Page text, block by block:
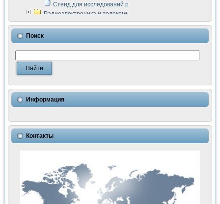
Стенд для исследований рабочих процессов ДВС в
Радиоэлектроника и телекоммуникации
LabVIEW в расчетах радиолиний систем передачи данных
Аппаратно-программный комплекс для исследования
Виртуальный лабораторный стенд для исследования
Измерение шумовых параметров операционных
Измерительный преобразователь на основе цифровой
Использование NI LabVIEW для математического
Исследовние возможности создания измерителя ВАХ
Математическое моделирование генератора сигналов -
Применение осциллографического модуля с высоким
Симуляция отклика импульсного радиолокационного
Автоматизация формирования уравнений состояния для
Разработка автоматизированного стенда для измерения
Применение среды LabVIEW для построения картины
Портативная система для определения показателей
Использование LabVIEW для управления источником
Устройство для снятия вольт-амперных характеристик
Поиск
Информация
Контакты